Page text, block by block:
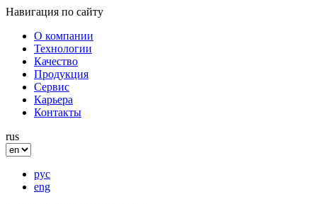
Навигация по сайту
О компании
Технологии
Качество
Продукция
Сервис
Карьера
Контакты
rus
рус
eng